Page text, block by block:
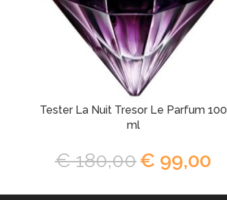
Tester La Nuit Tresor Le Parfum 100
ml
€180,00€ 99,00